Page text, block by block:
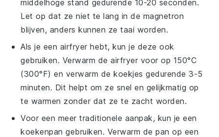
middelhoge stand gedurende 10-20 seconden.
Let op dat ze niet te lang in de magnetron
blijven, anders kunnen ze taai worden.
Als je een airfryer hebt, kun je deze ook
gebruiken. Verwarm de airfryer voor op 150°C
(300°F) en verwarm dekoekjes gedurende 3-5
minuten. Dit helpt om ze snel en gelijkmatig op
te warmen zonder dat ze te zacht worden.
Voor een meer traditionele aanpak, kun je een
koekenpan gebruiken. Verwarm de pan op een